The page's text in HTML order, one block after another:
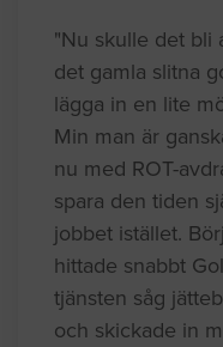
"Nu skulle det bli
det gamla slitna
lägga in en lite
Min man är
nu med ROT-
spara den tiden
jobbet istället.
hittade snabbt
tjänsten såg
och skickade in